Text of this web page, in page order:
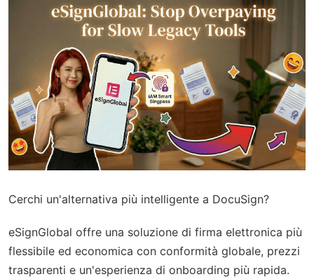
Cerchi un'alternativa più intelligente a DocuSign?
eSignGlobal offre una soluzione di firma elettronica più
flessibile ed economica con conformità globale, prezzi
trasparenti e un'esperienza di onboarding più rapida.